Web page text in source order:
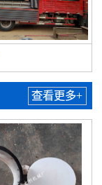
查看更多+